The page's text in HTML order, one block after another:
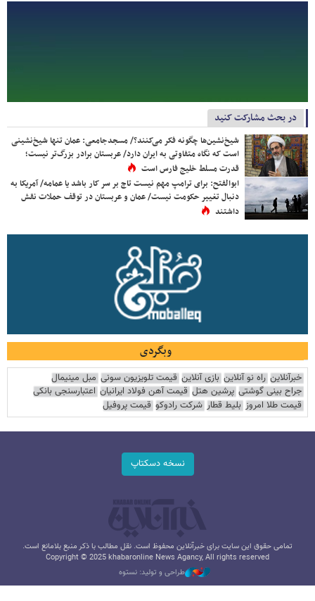
در بحث مشارکت کنید
شیخ‌نشین‌ها چگونه فکر می‌کنند؟/ مسجدجامعی: عمان تنها شیخ‌نشینی
است که نگاه متفاوتی به ایران دارد/ عربستان برادر بزرگ‌تر نیست؛
قدرت مسلط خلیج فارس است
ابوالفتح: برای ترامپ مهم نیست تاج بر سر کار باشد یا عمامه/ آمریکا به
دنبال تغییر حکومت نیست/ عمان و عربستان در توقف حملات نقش
داشتند
وبگردی
خبرآنلاین راه نو آنلاین بازی آنلاین قیمت تلویزیون سونی مبل مینیمال
جراح بینی گوشتی پرشین هتل قیمت آهن فولاد ایرانیان اعتبارسنجی بانکی
قیمت طلا امروز بلیط قطار شرکت رادوکو قیمت پروفیل
نسخه دسکتاپ
تمامی حقوق این سایت برای خبرآنلاین محفوظ است. نقل مطالب با ذکر منبع بلامانع است.
Copyright © 2025 khabaronline News Agancy, All rights reserved
طراحی و تولید: نستوه